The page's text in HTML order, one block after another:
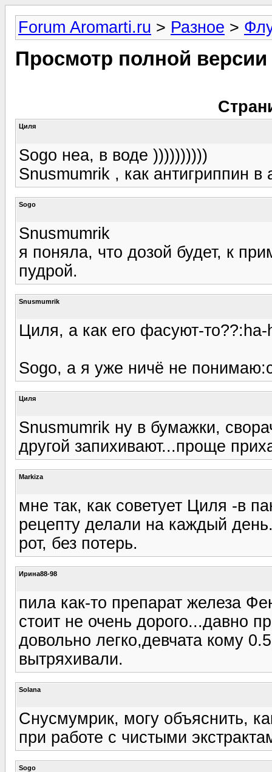
Forum Aromarti.ru > Разное >
Просмотр полной
Циля
Sogo неа, в воде ))))))))))
Snusmumrik , как антигриппин
Sogo
Snusmumrik
я поняла, что дозой будет, к
пудрой.
Snusmumrik
Циля, а как его фасуют-то??:ha-
Sogo, а я уже ничё не
Циля
Snusmumrik ну в бумажки,
другой запихивают...проще
Markiza
мне так, как советует Циля -в
рецепту делали на каждый
рот, без потерь.
Ирина88-98
пила как-то препарат железа
стоит не очень дорого...давно
довольно легко,девчата кому
вытряхивали.
Solana
Снусмумрик, могу объяснить,
при работе с чистыми
Sogo